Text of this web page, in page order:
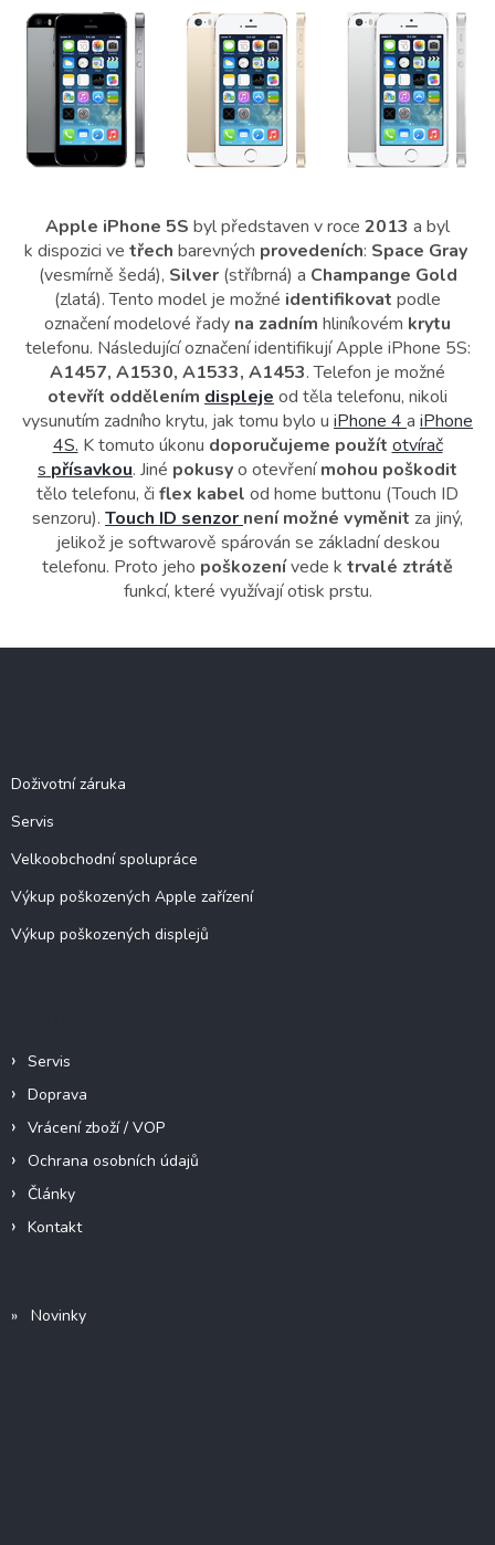
l
á
d
a
c
í
p
r
y
v
ý
p
i
s
u
Apple iPhone 5S byl představen v roce 2013 a byl
k dispozici ve třech barevných provedeních: Space Gray
(vesmírně šedá), Silver(stříbrná) a Champange Gold
(zlatá). Tento model je možné identifikovat podle
označení modelové řady na zadním hliníkovém krytu
telefonu. Následující označení identifikují Apple iPhone 5S:
A1457, A1530, A1533, A1453. Telefon je možné
otevřít oddělením displeje od těla telefonu, nikoli
vysunutím zadního krytu, jak tomu bylo u iPhone 4 a iPhone
4S. K tomuto úkonu doporučujeme použít otvírač
s přísavkou. Jiné pokusyo otevřenímohou poškodit
tělo telefonu, či flex kabel od home buttonu (Touch ID
senzoru). Touch ID senzor není možné vyměnit za jiný,
jelikož je softwarově spárován se základní deskou
telefonu. Proto jeho poškozenívede k trvalé ztrátě
funkcí, které využívají otisk prstu.
Doživotní záruka
Servis
Velkoobchodní spolupráce
Výkup poškozených Apple zařízení
Výkup poškozených displejů
Servis
Doprava
Vrácení zboží / VOP
Ochrana osobních údajů
Články
Kontakt
» Novinky